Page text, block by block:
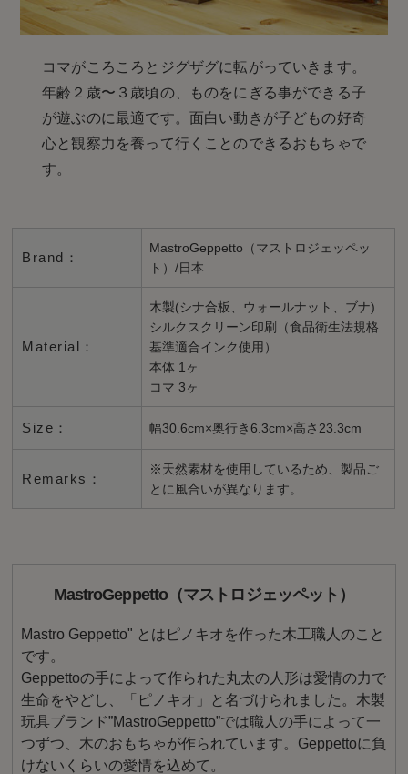
コマがころころとジグザグに転がっていきます。
年齢２歳〜３歳頃の、ものをにぎる事ができる子
が遊ぶのに最適です。面白い動きが子どもの好奇
心と観察力を養って行くことのできるおもちゃで
す。
Brand：
MastroGeppetto（マストロジェッペッ
ト）/日本
Material：
木製(シナ合板、ウォールナット、ブナ)
シルクスクリーン印刷（食品衛生法規格
基準適合インク使用）
本体 1ヶ
コマ 3ヶ
Size： 幅30.6cm×奥行き6.3cm×高さ23.3cm
Remarks：
※天然素材を使用しているため、製品ご
とに風合いが異なります。
MastroGeppetto（マストロジェッペット）
Mastro Geppetto" とはピノキオを作った木工職人のこと
です。
Geppettoの手によって作られた丸太の人形は愛情の力で
生命をやどし、「ピノキオ」と名づけられました。木製
玩具ブランド”MastroGeppetto”では職人の手によって一
つずつ、木のおもちゃが作られています。Geppettoに負
けないくらいの愛情を込めて。